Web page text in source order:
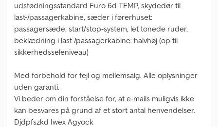
udstødningsstandard Euro 6d-TEMP, skydedør til
last-/passagerkabine, sæder i førerhuset:
passagersæde, start/stop-system, let tonede ruder,
beklædning i last-/passagerkabine: halvhøj (op til
sikkerhedsseleniveau)
Med forbehold for fejl og mellemsalg. Alle oplysninger
uden garanti.
Vi beder om din forståelse for, at e-mails muligvis ikke
kan besvares på grund af et stort antal henvendelser.
Djdpfszkd Iwex Agyock